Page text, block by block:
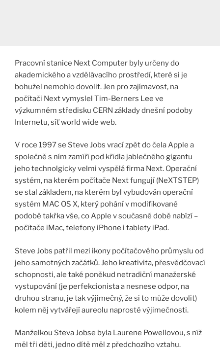
Pracovní stanice Next Computer byly určeny do
akademického a vzdělávacího prostředí, které si je
bohužel nemohlo dovolit. Jen pro zajímavost, na
počítači Next vymyslel Tim-Berners Lee ve
výzkumném středisku CERN základy dnešní podoby
Internetu, síť world wide web.
V roce 1997 se Steve Jobs vrací zpět do čela Apple a
společně s ním zamíří pod křídla jablečného gigantu
jeho technolgicky velmi vyspělá firma Next. Operační
systém, na kterém počítače Next fungují (NeXTSTEP)
se stal základem, na kterém byl vybudován operační
systém MAC OS X, který pohání v modifikované
podobě takřka vše, co Apple v současné době nabízí –
počítače iMac, telefony iPhone i tablety iPad.
Steve Jobs patřil mezi ikony počítačového průmyslu od
jeho samotných začátků. Jeho kreativita, přesvědčovací
schopnosti, ale také poněkud netradiční manažerské
vystupování (je perfekcionista a nesnese odpor, na
druhou stranu, je tak výjimečný, že si to může dovolit)
kolem něj vytvářejí aureolu naprosté výjimečnosti.
Manželkou Steva Jobse byla Laurene Powellovou, s níž
měl tři děti, jedno dítě měl z předchozího vztahu.